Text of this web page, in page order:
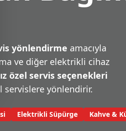
yönlendirme amacıyla
ve diğer elektrikli cihaz
özel servis seçenekleri
servislere yönlendirir.
Elektrikli Süpürge Kahve &